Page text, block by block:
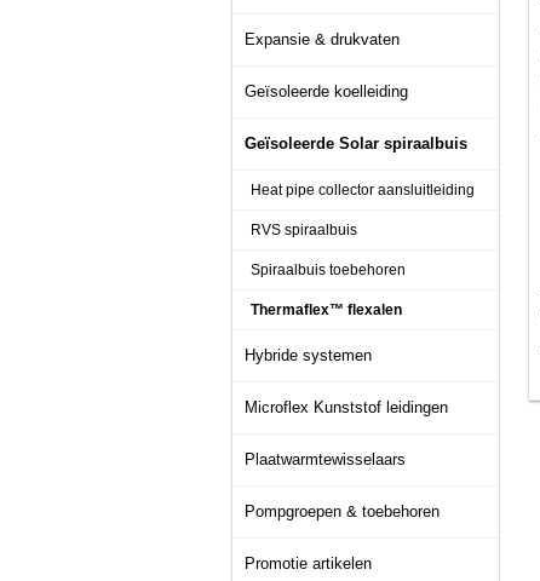
Expansie & drukvaten
Geïsoleerde koelleiding
Geïsoleerde Solar spiraalbuis
Heat pipe collector aansluitleiding
RVS spiraalbuis
Spiraalbuis toebehoren
Thermaflex™ flexalen
Hybride systemen
Microflex Kunststof leidingen
Plaatwarmtewisselaars
Pompgroepen & toebehoren
Promotie artikelen